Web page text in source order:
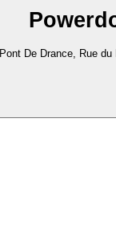
Pont De Drance, Rue